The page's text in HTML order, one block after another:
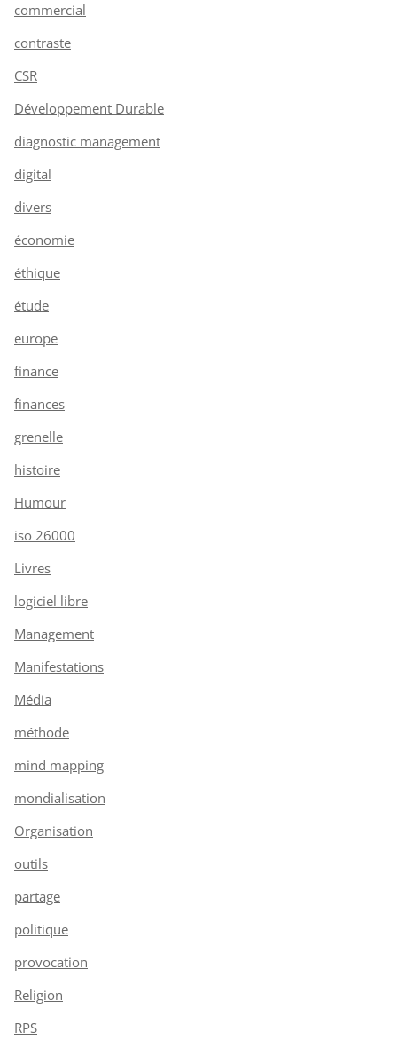
commercial
contraste
CSR
Développement Durable
diagnostic management
digital
divers
économie
éthique
étude
europe
finance
finances
grenelle
histoire
Humour
iso 26000
Livres
logiciel libre
Management
Manifestations
Média
méthode
mind mapping
mondialisation
Organisation
outils
partage
politique
provocation
Religion
RPS